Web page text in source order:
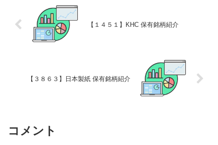
【１４５１】KHC 保有銘柄紹介
【３８６３】日本製紙 保有銘柄紹介
コメント